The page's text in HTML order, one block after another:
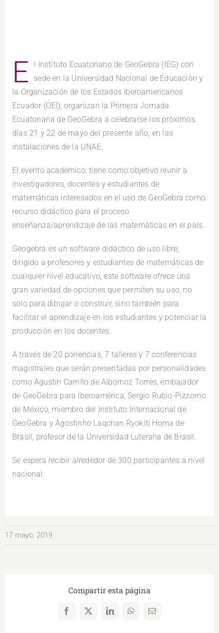
E
l Instituto Ecuatoriano de GeoGebra (IEG) con
sede en la Universidad Nacional de Educación y
la Organización de los Estados Iberoamericanos
Ecuador (OEI), organizan la Primera Jornada
Ecuatoriana de GeoGebra a celebrarse los próximos
días 21 y 22 de mayo del presente año, en las
instalaciones de la UNAE.
El evento académico, tiene como objetivo reunir a
investigadores, docentes y estudiantes de
matemáticas interesados en el uso de GeoGebra como
recurso didáctico para el proceso
enseñanza/aprendizaje de las matemáticas en el país.
Geogebra es un software didáctico de uso libre,
dirigido a profesores y estudiantes de matemáticas de
cualquier nivel educativo, este software ofrece una
gran variedad de opciones que permiten su uso, no
solo para dibujar o construir, sino también para
facilitar el aprendizaje en los estudiantes y potenciar la
producción en los docentes.
A través de 20 ponencias, 7 talleres y 7 conferencias
magistrales que serán presentadas por personalidades
como Agustín Carrillo de Albornoz Torres, embajador
de GeoGebra para Iberoamérica, Sergio Rubio-Pizzorno
de México, miembro del Instituto Internacional de
GeoGebra y Agostinho Laqchan Ryokiti Homa de
Brasil, profesor de la Universidad Luterana de Brasil.
Se espera recibir alrededor de 300 participantes a nivel
nacional.
17 mayo, 2019
Compartir esta página
Facebook
X LinkedInWhatsAppCorreo